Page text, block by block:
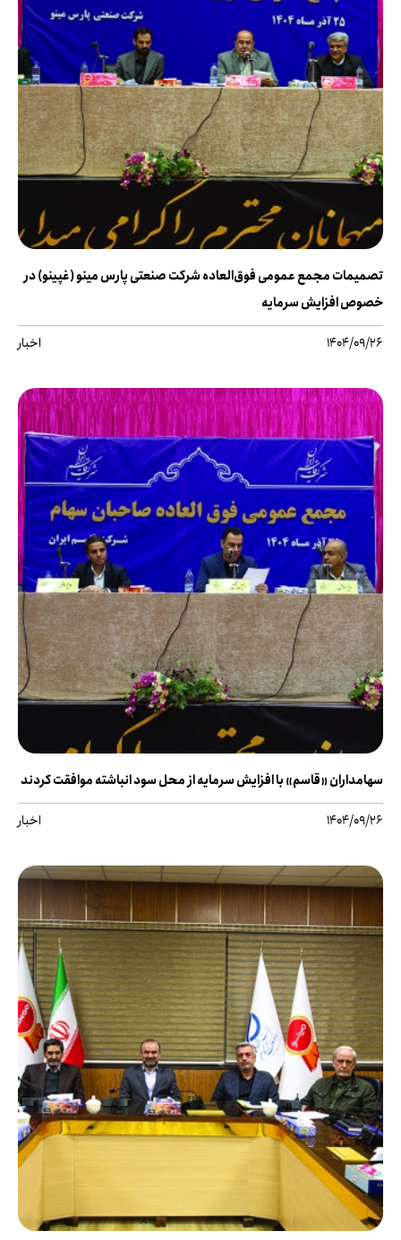
تصمیمات مجمع عمومی فوق‌العاده شرکت صنعتی پارس مینو (غپینو) در
خصوص افزایش سرمایه
1404/09/26 اخبار
سهامداران «قاسم» با افزایش سرمایه از محل سود انباشته موافقت کردند
1404/09/26 اخبار